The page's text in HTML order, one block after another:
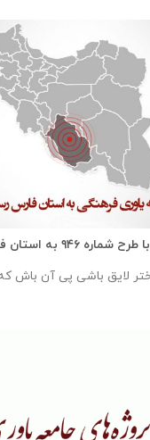
به استان فارس رسید
لایق باشی پی آن باش